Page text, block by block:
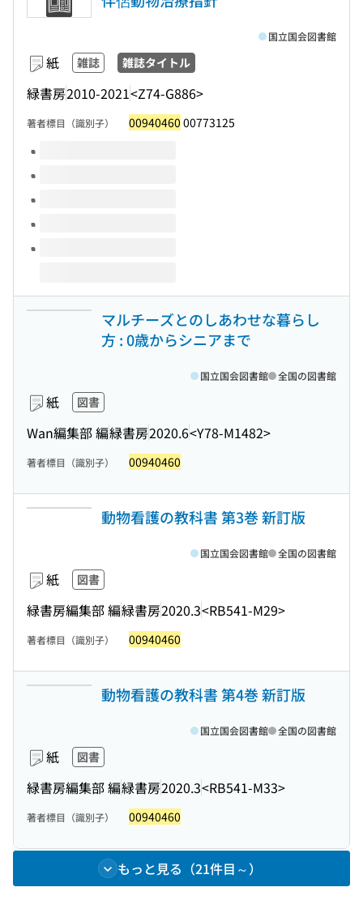
紙 雑誌 雑誌タイトル
緑書房2010-2021<Z74-G886>
国立国会図書館
著者標目（識別子） 00940460 00773125
このタイトルの巻号
マルチーズとのしあわせな暮らし
方 : 0歳からシニアまで
紙 図書
Wan編集部 編緑書房2020.6<Y78-M1482>
国立国会図書館 全国の図書館
著者標目（識別子） 00940460
動物看護の教科書 第3巻 新訂版
紙 図書
緑書房編集部 編緑書房2020.3<RB541-M29>
国立国会図書館 全国の図書館
著者標目（識別子） 00940460
動物看護の教科書 第4巻 新訂版
紙 図書
緑書房編集部 編緑書房2020.3<RB541-M33>
国立国会図書館 全国の図書館
著者標目（識別子） 00940460
もっと見る（21件目～）